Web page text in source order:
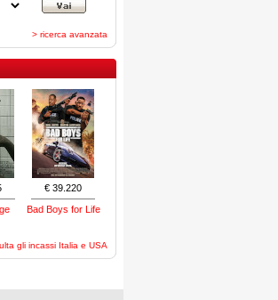
> ricerca avanzata
€ 39.220
Bad Boys for Life
gli incassi Italia e USA